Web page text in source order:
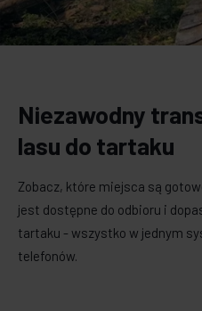
Niezawodny
lasu do tartaku
Zobacz, które miejsca są
jest dostępne do odbioru i
tartaku - wszystko w jednym
telefonów.